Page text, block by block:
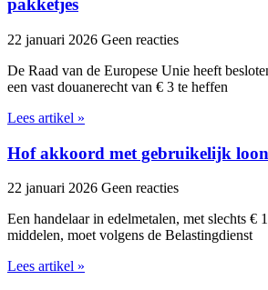
pakketjes
22 januari 2026 Geen reacties
De Raad van de Europese Unie heeft
een vast douanerecht van € 3 te heffen
Lees artikel »
Hof akkoord met gebruikelijk
22 januari 2026 Geen reacties
Een handelaar in edelmetalen, met slechts €
middelen, moet volgens de Belastingdienst
Lees artikel »